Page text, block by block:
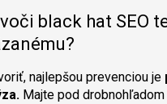
black hat SEO
najlepšou prevenciou je
Majte pod drobnohľadom